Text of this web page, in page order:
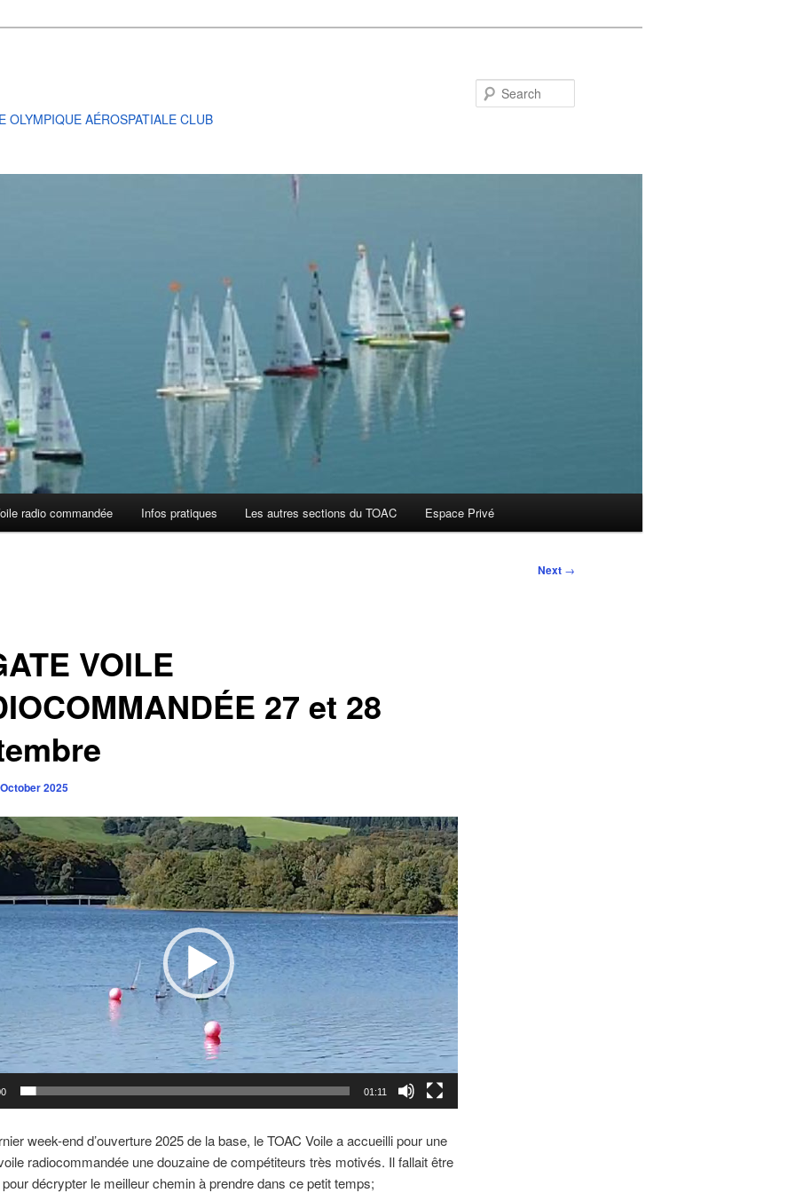
OLYMPIQUE AÉROSPATIALE CLUB
radio commandée Infos pratiques Les autres sections du TOAC Espace Privé
Next →
VOILE
27 et 28
2025
01:11
week-end d’ouverture 2025 de la base, le TOAC Voile a accueilli pour une
radiocommandée une douzaine de compétiteurs très motivés. Il fallait être
décrypter le meilleur chemin à prendre dans ce petit temps;